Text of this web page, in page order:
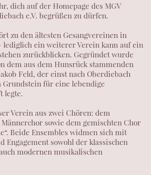
dich auf der Homepage des MGV
e.V. begrüßen zu dürfen.
zu den ältesten Gesangvereinen in
lediglich ein weiterer Verein kann auf ein
zurückblicken. Gegründet wurde
dem aus dem Hunsrück stammenden
Feld, der einst nach Oberdiebach
für eine lebendige
legte.
Verein aus zwei Chören: dem
sowie dem gemischten Chor
Beide Ensembles widmen sich mit
Engagement sowohl der klassischen
modernen musikalischen